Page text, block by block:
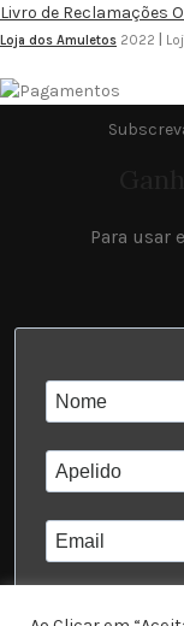
Livro de Reclamações
Loja dos Amuletos 2022
Para usar